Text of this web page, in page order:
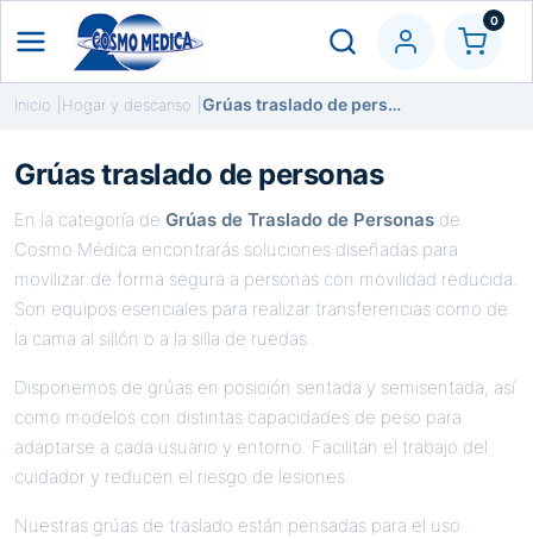
0
Inicio Hogar y descanso Grúas traslado de personas
Grúas traslado de personas
En la categoría de Grúas de Traslado de Personas de
Cosmo Médica encontrarás soluciones diseñadas para
movilizar de forma segura a personas con movilidad reducida.
Son equipos esenciales para realizar transferencias como de
la cama al sillón o a la silla de ruedas.
Disponemos de grúas en posición sentada y semisentada, así
como modelos con distintas capacidades de peso para
adaptarse a cada usuario y entorno. Facilitan el trabajo del
cuidador y reducen el riesgo de lesiones.
Nuestras grúas de traslado están pensadas para el uso